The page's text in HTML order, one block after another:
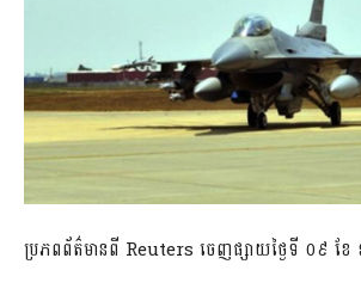
ប្រភពព័ត៌មានពី Reuters ចេញផ្សាយថ្ងៃទី ០៩ ខែ